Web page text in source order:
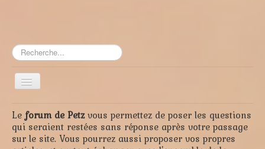
Rechercher
Toggle
Navigation
≡
Leforum de Petzvous permettez de poser les questions
qui seraient restées sans réponse après votre passage
sur le site. Vous pourrez aussi proposer vos propres